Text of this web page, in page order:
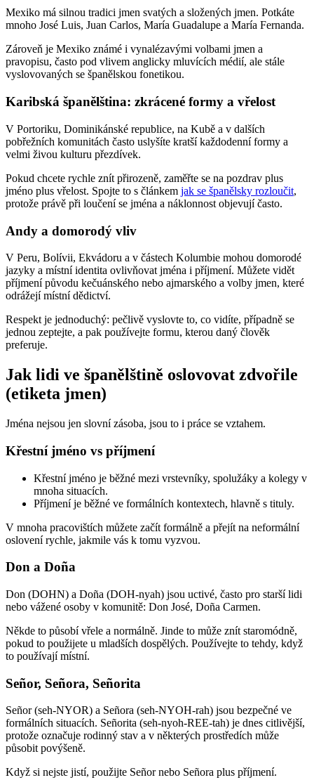
Mexiko má silnou tradici jmen svatých a složených jmen. Potkáte
mnoho José Luis, Juan Carlos, María Guadalupe a María Fernanda.
Zároveň je Mexiko známé i vynalézavými volbami jmen a
pravopisu, často pod vlivem anglicky mluvících médií, ale stále
vyslovovaných se španělskou fonetikou.
Karibská španělština: zkrácené formy a vřelost
V Portoriku, Dominikánské republice, na Kubě a v dalších
pobřežních komunitách často uslyšíte kratší každodenní formy a
velmi živou kulturu přezdívek.
Pokud chcete rychle znít přirozeně, zaměřte se na pozdrav plus
jméno plus vřelost. Spojte to s článkem jak se španělsky rozloučit,
protože právě při loučení se jména a náklonnost objevují často.
Andy a domorodý vliv
V Peru, Bolívii, Ekvádoru a v částech Kolumbie mohou domorodé
jazyky a místní identita ovlivňovat jména i příjmení. Můžete vidět
příjmení původu kečuánského nebo ajmarského a volby jmen, které
odrážejí místní dědictví.
Respekt je jednoduchý: pečlivě vyslovte to, co vidíte, případně se
jednou zeptejte, a pak používejte formu, kterou daný člověk
preferuje.
Jak lidi ve španělštině oslovovat zdvořile
(etiketa jmen)
Jména nejsou jen slovní zásoba, jsou to i práce se vztahem.
Křestní jméno vs příjmení
Křestní jméno je běžné mezi vrstevníky, spolužáky a kolegy v
mnoha situacích.
Příjmení je běžné ve formálních kontextech, hlavně s tituly.
V mnoha pracovištích můžete začít formálně a přejít na neformální
oslovení rychle, jakmile vás k tomu vyzvou.
Don a Doña
Don (DOHN) a Doña (DOH-nyah) jsou uctivé, často pro starší lidi
nebo vážené osoby v komunitě: Don José, Doña Carmen.
Někde to působí vřele a normálně. Jinde to může znít staromódně,
pokud to použijete u mladších dospělých. Používejte to tehdy, když
to používají místní.
Señor, Señora, Señorita
Señor (seh-NYOR) a Señora (seh-NYOH-rah) jsou bezpečné ve
formálních situacích. Señorita (seh-nyoh-REE-tah) je dnes citlivější,
protože označuje rodinný stav a v některých prostředích může
působit povýšeně.
Když si nejste jistí, použijte Señor nebo Señora plus příjmení.